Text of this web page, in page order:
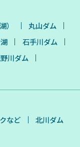
）
丸山ダム
石手川ダム
川ダム
など 北川ダム